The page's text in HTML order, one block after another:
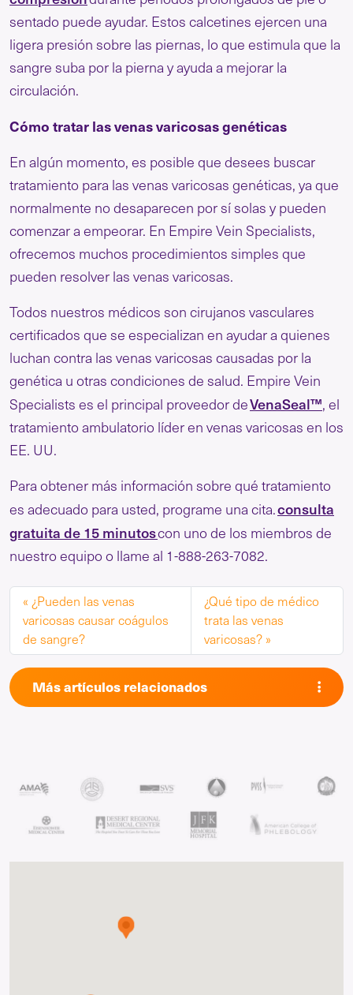
sentado puede ayudar. Estos calcetines ejercen una
ligera presión sobre las piernas, lo que estimula que la
sangre suba por la pierna y ayuda a mejorar la
circulación.
Cómo tratar las venas varicosas genéticas
En algún momento, es posible que desees buscar
tratamiento para las venas varicosas genéticas, ya que
normalmente no desaparecen por sí solas y pueden
comenzar a empeorar. En Empire Vein Specialists,
ofrecemos muchos procedimientos simples que
pueden resolver las venas varicosas.
Todos nuestros médicos son cirujanos vasculares
certificados que se especializan en ayudar a quienes
luchan contra las venas varicosas causadas por la
genética u otras condiciones de salud. Empire Vein
Specialists es el principal proveedor deVenaSeal™, el
tratamiento ambulatorio líder en venas varicosas en los
EE. UU.
Para obtener más información sobre qué tratamiento
es adecuado para usted, programe una cita.consulta
gratuita de 15 minutoscon uno de los miembros de
nuestro equipo o llame al 1-888-263-7082.
¿Pueden las venas
varicosas causar coágulos
de sangre?
¿Qué tipo de médico
trata las venas
varicosas?
Más artículos relacionados